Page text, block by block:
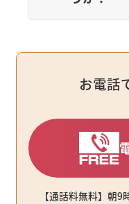
お電話
【通話料無料】朝